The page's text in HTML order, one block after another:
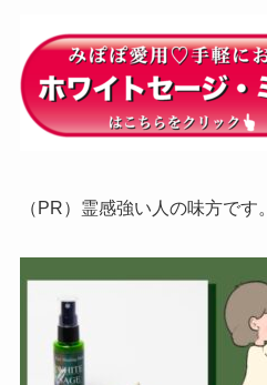
（PR）霊感強い人の味方です。